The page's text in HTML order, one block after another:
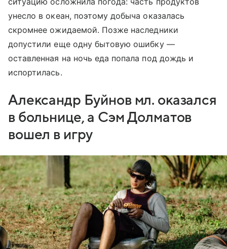
унесло в океан, поэтому добыча оказалась
скромнее ожидаемой. Позже наследники
допустили еще одну бытовую ошибку —
оставленная на ночь еда попала под дождь и
испортилась.
Александр Буйнов мл. оказался
в больнице, а Сэм Долматов
вошел в игру